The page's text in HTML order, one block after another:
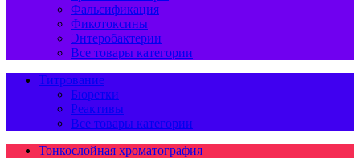
Фальсификация
Фикотоксины
Энтеробактерии
Все товары категории
Титрование
Бюретки
Реактивы
Все товары категории
Тонкослойная хроматография